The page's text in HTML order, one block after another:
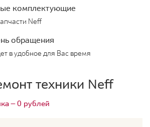
комплектующие
Neff
обращения
в удобное для Вас время
техники Neff
— 0 рублей